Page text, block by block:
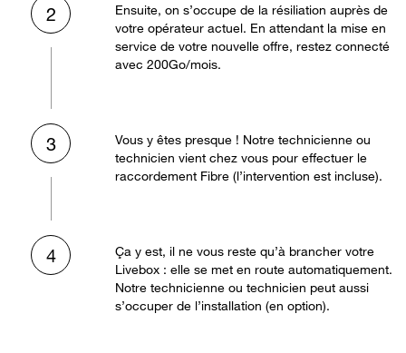
2
Ensuite, on s’occupe de la résiliation auprès de
votre opérateur actuel. En attendant la mise en
service de votre nouvelle offre, restez connecté
avec 200Go/mois.
3
Vous y êtes presque ! Notre technicienne ou
technicien vient chez vous pour effectuer le
raccordement Fibre (l’intervention est incluse).
4
Ça y est, il ne vous reste qu’à brancher votre
Livebox : elle se met en route automatiquement.
Notre technicienne ou technicien peut aussi
s’occuper de l’installation (en option).